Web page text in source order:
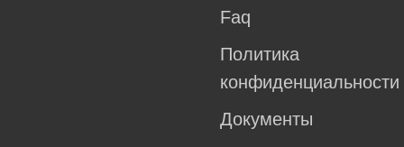
Faq
Политика
конфиденциальности
Документы